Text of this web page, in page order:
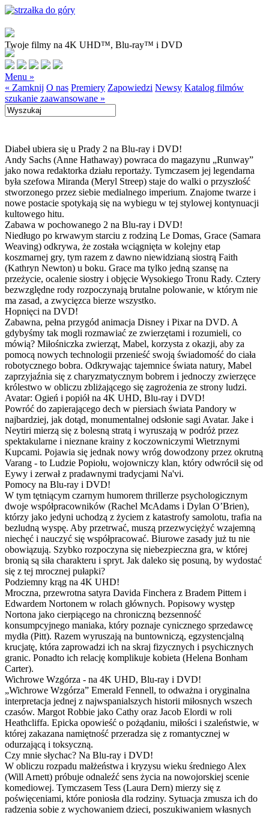
Twoje filmy na 4K UHD™, Blu-ray™ i DVD
Menu »
« Zamknij O nas Premiery Zapowiedzi Newsy Katalog filmów
szukanie zaawansowane »
Diabeł ubiera się u Prady 2 na Blu-ray i DVD!
Andy Sachs (Anne Hathaway) powraca do magazynu „Runway”
jako nowa redaktorka działu reportaży. Tymczasem jej legendarna
była szefowa Miranda (Meryl Streep) staje do walki o przyszłość
stworzonego przez siebie medialnego imperium. Znajome twarze i
nowe postacie spotykają się na wybiegu w tej stylowej kontynuacji
kultowego hitu.
Zabawa w pochowanego 2 na Blu-ray i DVD!
Niedługo po krwawym starciu z rodziną Le Domas, Grace (Samara
Weaving) odkrywa, że została wciągnięta w kolejny etap
koszmarnej gry, tym razem z dawno niewidzianą siostrą Faith
(Kathryn Newton) u boku. Grace ma tylko jedną szansę na
przeżycie, ocalenie siostry i objęcie Wysokiego Tronu Rady. Cztery
bezwzględne rody rozpoczynają brutalne polowanie, w którym nie
ma zasad, a zwycięzca bierze wszystko.
Hopnięci na DVD!
Zabawna, pełna przygód animacja Disney i Pixar na DVD. A
gdybyśmy tak mogli rozmawiać ze zwierzętami i rozumieli, co
mówią? Miłośniczka zwierząt, Mabel, korzysta z okazji, aby za
pomocą nowych technologii przenieść swoją świadomość do ciała
robotycznego bobra. Odkrywając tajemnice świata natury, Mabel
zaprzyjaźnia się z charyzmatycznym bobrem i jednoczy zwierzęce
królestwo w obliczu zbliżającego się zagrożenia ze strony ludzi.
Avatar: Ogień i popiół na 4K UHD, Blu-ray i DVD!
Powróć do zapierającego dech w piersiach świata Pandory w
najbardziej, jak dotąd, monumentalnej odsłonie sagi Avatar. Jake i
Neytiri mierzą się z bolesną stratą i wyruszają w podróż przez
spektakularne i nieznane krainy z koczowniczymi Wietrznymi
Kupcami. Pojawia się jednak nowy wróg dowodzony przez okrutną
Varang - to Ludzie Popiołu, wojowniczy klan, który odwrócił się od
Eywy i zerwał z pradawnymi tradycjami Na'vi.
Pomocy na Blu-ray i DVD!
W tym tętniącym czarnym humorem thrillerze psychologicznym
dwoje współpracowników (Rachel McAdams i Dylan O’Brien),
którzy jako jedyni uchodzą z życiem z katastrofy samolotu, trafia na
bezludną wyspę. Aby przetrwać, muszą przezwyciężyć wzajemną
niechęć i nauczyć się współpracować. Biurowe zasady już tu nie
obowiązują. Szybko rozpoczyna się niebezpieczna gra, w której
bronią są siła charakteru i spryt. Jak daleko się posuną, by wydostać
się z tej mrocznej pułapki?
Podziemny krąg na 4K UHD!
Mroczna, przewrotna satyra Davida Finchera z Bradem Pittem i
Edwardem Nortonem w rolach głównych. Popisowy występ
Nortona jako cierpiącego na chroniczną bezsenność
konsumpcyjnego maniaka, który poznaje cynicznego sprzedawcę
mydła (Pitt). Razem wyruszają na buntowniczą, egzystencjalną
krucjatę, która zaprowadzi ich na skraj fizycznych i psychicznych
granic. Ponadto ich relację komplikuje kobieta (Helena Bonham
Carter).
Wichrowe Wzgórza - na 4K UHD, Blu-ray i DVD!
„Wichrowe Wzgórza” Emerald Fennell, to odważna i oryginalna
interpretacja jednej z najwspanialszych historii miłosnych wszech
czasów. Margot Robbie jako Cathy oraz Jacob Elordi w roli
Heathcliffa. Epicka opowieść o pożądaniu, miłości i szaleństwie, w
której zakazana namiętność przeradza się z romantycznej w
odurzającą i toksyczną.
Czy mnie słychac? Na Blu-ray i DVD!
W obliczu rozpadu małżeństwa i kryzysu wieku średniego Alex
(Will Arnett) próbuje odnaleźć sens życia na nowojorskiej scenie
komediowej. Tymczasem Tess (Laura Dern) mierzy się z
poświęceniami, które poniosła dla rodziny. Sytuacja zmusza ich do
radzenia sobie z wychowaniem dzieci, poszukiwaniem własnych